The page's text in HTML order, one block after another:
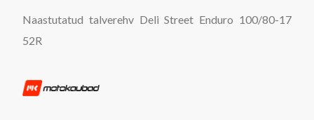
Naastutatud talverehv Deli Street Enduro 100/80-17
52R